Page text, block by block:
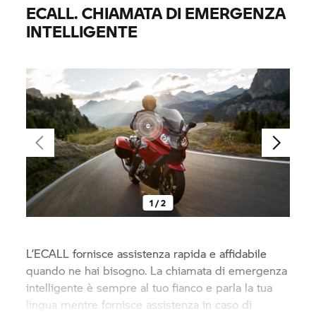
ECALL. CHIAMATA DI EMERGENZA
INTELLIGENTE
1 / 2
L’ECALL fornisce assistenza rapida e affidabile
quando ne hai bisogno. La chiamata di emergenza
intelligente è sempre al tuo fianco e parla la tua
lingua mentre fornisce assistenza in caso di